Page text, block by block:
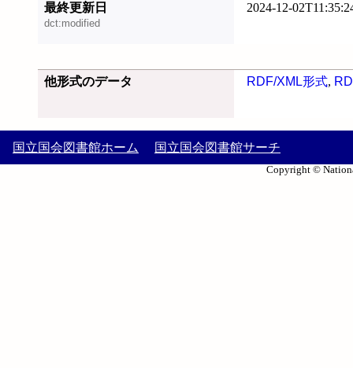
最終更新日
dct:modified
2024-12-
他形式のデータ RDF/XML形式,
国立国会図書館ホーム 国立国会図書館サーチ
Copyright ©